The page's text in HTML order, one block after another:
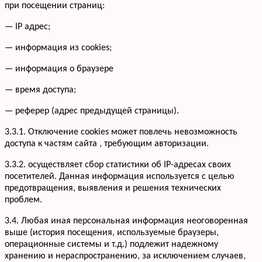
при посещении страниц:
— IP адрес;
— информация из cookies;
— информация о браузере
— время доступа;
— реферер (адрес предыдущей страницы).
3.3.1. Отключение cookies может повлечь невозможность
доступа к частям сайта , требующим авторизации.
3.3.2. осуществляет сбор статистики об IP-адресах своих
посетителей. Данная информация используется с целью
предотвращения, выявления и решения технических
проблем.
3.4. Любая иная персональная информация неоговоренная
выше (история посещения, используемые браузеры,
операционные системы и т.д.) подлежит надежному
хранению и нераспространению, за исключением случаев,